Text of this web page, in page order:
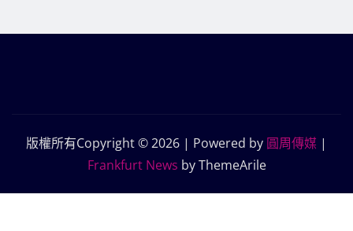
版權所有Copyright © 2026 | Powered by 圓周傳媒 |
Frankfurt News by ThemeArile